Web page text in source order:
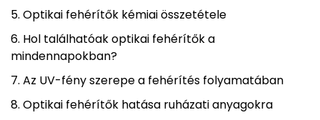
Optikai fehérítők kémiai összetétele
Hol találhatóak optikai fehérítők a
mindennapokban?
Az UV-fény szerepe a fehérítés folyamatában
Optikai fehérítők hatása ruházati anyagokra